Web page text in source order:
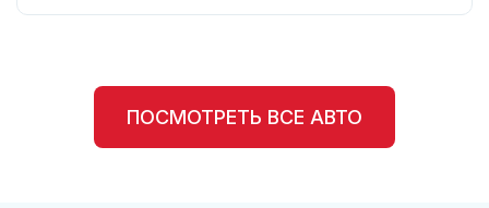
ПОСМОТРЕТЬ ВСЕ АВТО